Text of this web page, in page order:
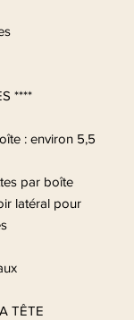
****
: environ 5,5
par boîte
latéral pour
TÊTE